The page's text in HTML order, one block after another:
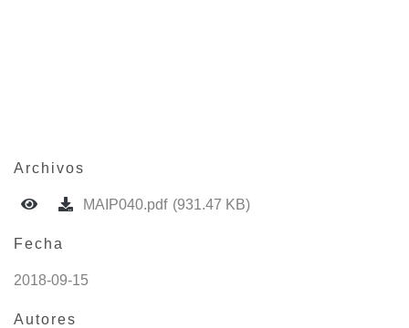
Archivos
MAIP040.pdf (931.47 KB)
Fecha
2018-09-15
Autores